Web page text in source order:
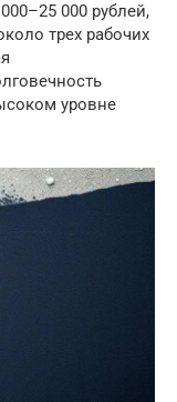
000 рублей,
трех рабочих
уровне